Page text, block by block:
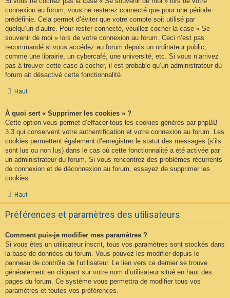
connexion au forum, vous ne resterez connecté que pour une période
prédéfinie. Cela permet d’éviter que votre compte soit utilisé par
quelqu’un d’autre. Pour rester connecté, veuillez cocher la case « Se
souvenir de moi » lors de votre connexion au forum. Ceci n’est pas
recommandé si vous accédez au forum depuis un ordinateur public,
comme une librairie, un cybercafé, une université, etc. Si vous n’arrivez
pas à trouver cette case à cocher, il est probable qu’un administrateur du
forum ait désactivé cette fonctionnalité.
Haut
À quoi sert « Supprimer les cookies » ?
Cette option vous permet d’effacer tous les cookies générés par phpBB
3.3 qui conservent votre authentification et votre connexion au forum. Les
cookies permettent également d’enregistrer le statut des messages (s’ils
sont lus ou non lus) dans le cas où cette fonctionnalité a été activée par
un administrateur du forum. Si vous rencontrez des problèmes récurrents
de connexion et de déconnexion au forum, essayez de supprimer les
cookies.
Haut
Préférences et paramètres des utilisateurs
Comment puis-je modifier mes paramètres ?
Si vous êtes un utilisateur inscrit, tous vos paramètres sont stockés dans
la base de données du forum. Vous pouvez les modifier depuis le
panneau de contrôle de l’utilisateur. Le lien vers ce dernier se trouve
généralement en cliquant sur votre nom d’utilisateur situé en haut des
pages du forum. Ce système vous permettra de modifier tous vos
paramètres et toutes vos préférences.